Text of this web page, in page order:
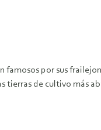
por sus
tierras de cultivo más